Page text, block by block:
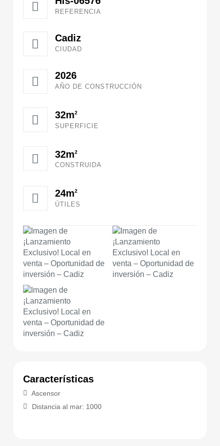
REFERENCIA
Cadiz
CIUDAD
2026
AÑO DE CONSTRUCCIÓN
32m2
SUPERFICIE
32m2
CONSTRUIDA
24m2
ÚTILES
Características
Ascensor
Distancia al mar: 1000